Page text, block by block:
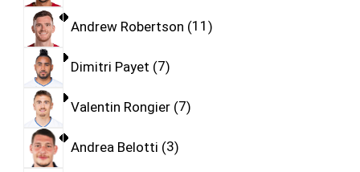
Andrew Robertson 11
Dimitri Payet 7
Valentin Rongier 7
Andrea Belotti 3